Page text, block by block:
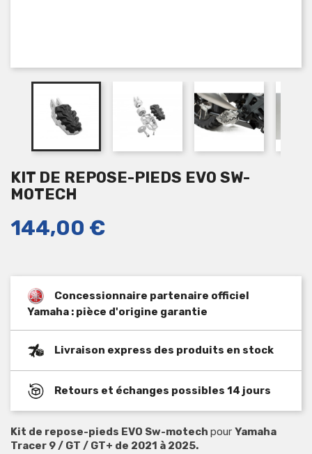
KIT DE REPOSE-PIEDS EVO SW-
MOTECH
144,00 €
Concessionnaire partenaire officiel
Yamaha : pièce d'origine garantie
Livraison express des produits en stock
Retours et échanges possibles 14 jours
Kit de repose-pieds EVO Sw-motech pour Yamaha
Tracer 9 / GT / GT+ de 2021 à 2025.